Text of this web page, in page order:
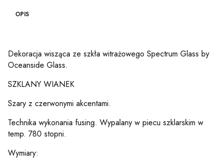
OPIS
Dekoracja wisząca ze szkła witrażowego Spectrum Glass by
Oceanside Glass.
SZKLANY WIANEK
Szary z czerwonymi akcentami.
Technika wykonania fusing. Wypalany w piecu szklarskim w
temp. 780 stopni.
Wymiary: